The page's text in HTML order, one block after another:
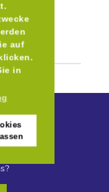
auf
in
gelistet
zu